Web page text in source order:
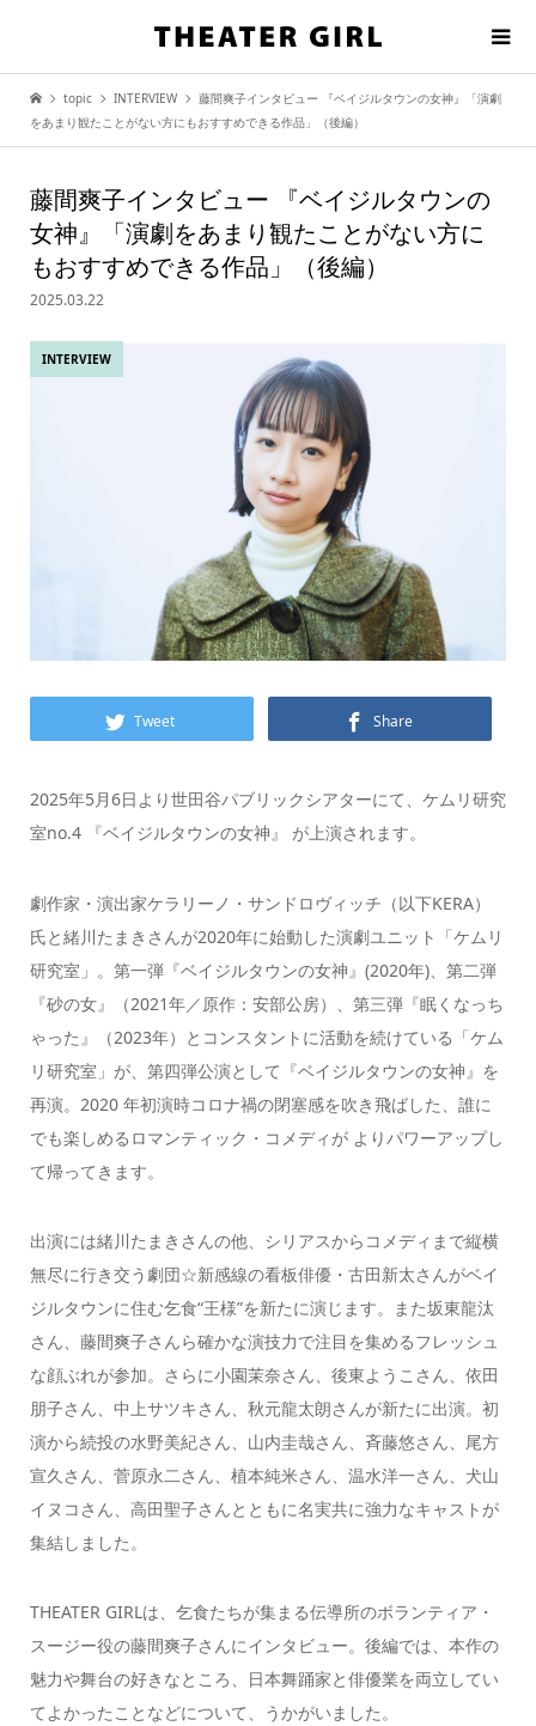
topic INTERVIEW
藤間爽子インタビュー 『ベイジルタウンの女神』「演劇
をあまり観たことがない方にもおすすめできる作品」（後編）
藤間爽子インタビュー 『ベイジルタウンの
女神』「演劇をあまり観たことがない方に
もおすすめできる作品」（後編）
2025.03.22
INTERVIEW
Tweet Share
2025年5月6日より世田谷パブリックシアターにて、ケムリ研究
室no.4 『ベイジルタウンの女神』 が上演されます。
劇作家・演出家ケラリーノ・サンドロヴィッチ（以下KERA）
氏と緒川たまきさんが2020年に始動した演劇ユニット「ケムリ
研究室」。第一弾『ベイジルタウンの女神』(2020年)、第二弾
『砂の女』（2021年／原作：安部公房）、第三弾『眠くなっち
ゃった』（2023年）とコンスタントに活動を続けている「ケム
リ研究室」が、第四弾公演として『ベイジルタウンの女神』を
再演。2020 年初演時コロナ禍の閉塞感を吹き飛ばした、誰に
でも楽しめるロマンティック・コメディが よりパワーアップし
て帰ってきます。
出演には緒川たまきさんの他、シリアスからコメディまで縦横
無尽に行き交う劇団☆新感線の看板俳優・古田新太さんがベイ
ジルタウンに住む乞食“王様”を新たに演じます。また坂東龍汰
さん、藤間爽子さんら確かな演技力で注目を集めるフレッシュ
な顔ぶれが参加。さらに小園茉奈さん、後東ようこさん、依田
朋子さん、中上サツキさん、秋元龍太朗さんが新たに出演。初
演から続投の水野美紀さん、山内圭哉さん、斉藤悠さん、尾方
宣久さん、菅原永二さん、植本純米さん、温水洋一さん、犬山
イヌコさん、高田聖子さんとともに名実共に強力なキャストが
集結しました。
THEATER GIRLは、乞食たちが集まる伝導所のボランティア・
スージー役の藤間爽子さんにインタビュー。後編では、本作の
魅力や舞台の好きなところ、日本舞踊家と俳優業を両立してい
てよかったことなどについて、うかがいました。